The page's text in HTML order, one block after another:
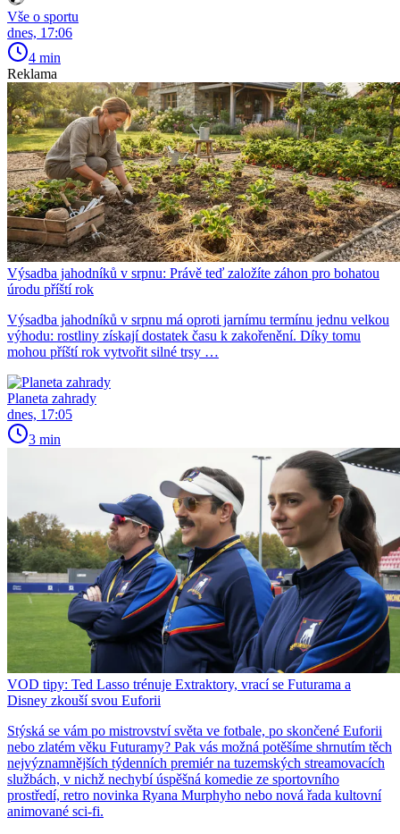
Vše o sportu
dnes, 17:06
4 min
Reklama
Výsadba jahodníků v srpnu: Právě teď založíte záhon pro bohatou
úrodu příští rok
Výsadba jahodníků v srpnu má oproti jarnímu termínu jednu velkou
výhodu: rostliny získají dostatek času k zakořenění. Díky tomu
mohou příští rok vytvořit silné trsy …
Planeta zahrady
dnes, 17:05
3 min
VOD tipy: Ted Lasso trénuje Extraktory, vrací se Futurama a
Disney zkouší svou Euforii
Stýská se vám po mistrovství světa ve fotbale, po skončené Euforii
nebo zlatém věku Futuramy? Pak vás možná potěšíme shrnutím těch
nejvýznamnějších týdenních premiér na tuzemských streamovacích
službách, v nichž nechybí úspěšná komedie ze sportovního
prostředí, retro novinka Ryana Murphyho nebo nová řada kultovní
animované sci-fi.